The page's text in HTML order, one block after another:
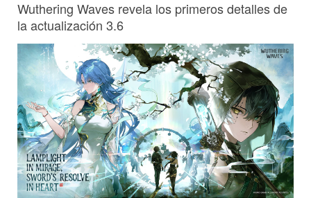
Wuthering Waves revela los primeros detalles de
la actualización 3.6